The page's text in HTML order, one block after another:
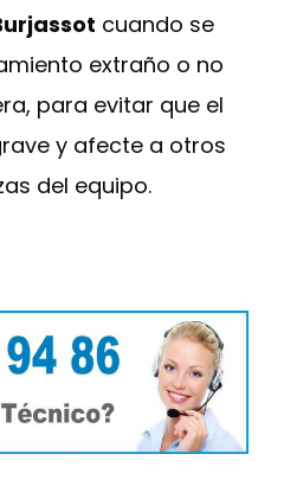
cuando se
extraño o no
para evitar que el
y afecte a otros
del equipo.